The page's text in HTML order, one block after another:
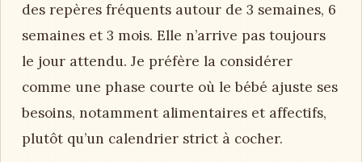
des repères fréquents autour de 3 semaines, 6
semaines et 3 mois. Elle n’arrive pas toujours
le jour attendu. Je préfère la considérer
comme une phase courte où le bébé ajuste ses
besoins, notamment alimentaires et affectifs,
plutôt qu’un calendrier strict à cocher.